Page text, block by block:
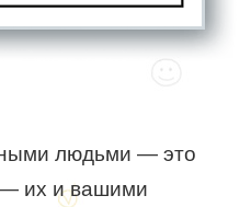
людьми — это
их и вашими